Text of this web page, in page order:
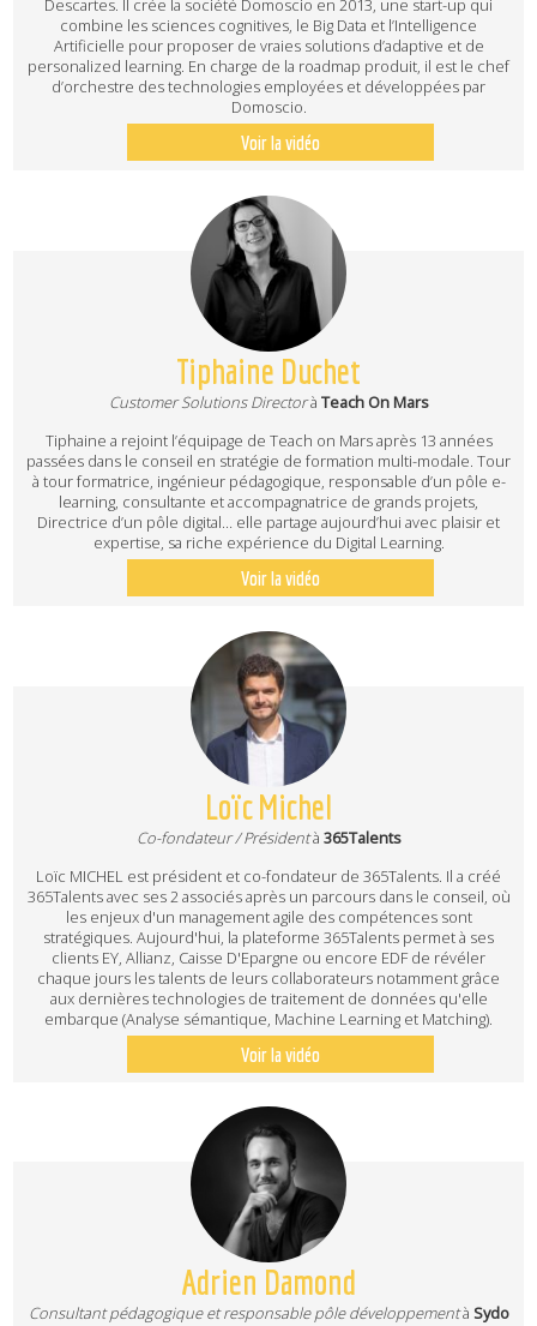
Descartes. Il crée la société Domoscio en 2013, une start-up qui
combine les sciences cognitives, le Big Data et l’Intelligence
Artificielle pour proposer de vraies solutions d’adaptive et de
personalized learning. En charge de la roadmap produit, il est le chef
d’orchestre des technologies employées et développées par
Domoscio.
Voir la vidéo
Tiphaine Duchet
Customer Solutions Directorà Teach On Mars
Tiphaine a rejoint l’équipage de Teach on Mars après 13 années
passées dans le conseil en stratégie de formation multi-modale. Tour
à tour formatrice, ingénieur pédagogique, responsable d’un pôle e-
learning, consultante et accompagnatrice de grands projets,
Directrice d’un pôle digital… elle partage aujourd’hui avec plaisir et
expertise, sa riche expérience du Digital Learning.
Voir la vidéo
Loïc Michel
Co-fondateur / Présidentà 365Talents
Loïc MICHEL est président et co-fondateur de 365Talents. Il a créé
365Talents avec ses 2 associés après un parcours dans le conseil, où
les enjeux d'un management agile des compétences sont
stratégiques. Aujourd'hui, la plateforme 365Talents permet à ses
clients EY, Allianz, Caisse D'Epargne ou encore EDF de révéler
chaque jours les talents de leurs collaborateurs notamment grâce
aux dernières technologies de traitement de données qu'elle
embarque (Analyse sémantique, Machine Learning et Matching).
Voir la vidéo
Adrien Damond
Consultant pédagogique et responsable pôle développementà Sydo